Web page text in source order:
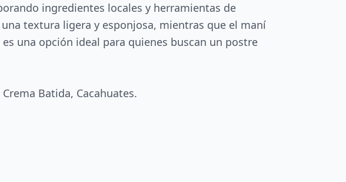
ingredientes locales y herramientas de
textura ligera y esponjosa, mientras que el maní
una opción ideal para quienes buscan un postre
Batida, Cacahuates.